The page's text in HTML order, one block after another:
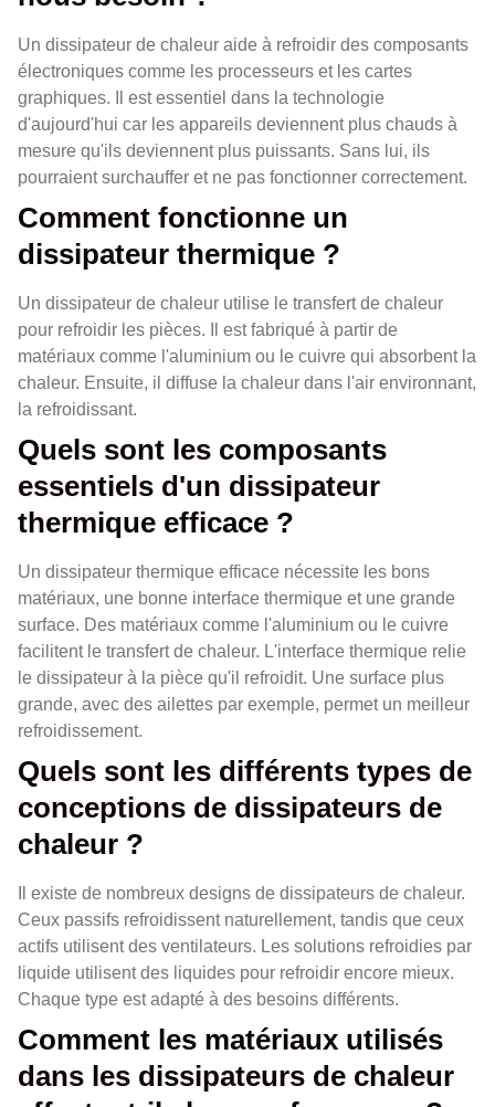
Un dissipateur de chaleur aide à refroidir des composants
électroniques comme les processeurs et les cartes
graphiques. Il est essentiel dans la technologie
d'aujourd'hui car les appareils deviennent plus chauds à
mesure qu'ils deviennent plus puissants. Sans lui, ils
pourraient surchauffer et ne pas fonctionner correctement.
Comment fonctionne un
dissipateur thermique ?
Un dissipateur de chaleur utilise le transfert de chaleur
pour refroidir les pièces. Il est fabriqué à partir de
matériaux comme l'aluminium ou le cuivre qui absorbent la
chaleur. Ensuite, il diffuse la chaleur dans l'air environnant,
la refroidissant.
Quels sont les composants
essentiels d'un dissipateur
thermique efficace ?
Un dissipateur thermique efficace nécessite les bons
matériaux, une bonne interface thermique et une grande
surface. Des matériaux comme l'aluminium ou le cuivre
facilitent le transfert de chaleur. L'interface thermique relie
le dissipateur à la pièce qu'il refroidit. Une surface plus
grande, avec des ailettes par exemple, permet un meilleur
refroidissement.
Quels sont les différents types de
conceptions de dissipateurs de
chaleur ?
Il existe de nombreux designs de dissipateurs de chaleur.
Ceux passifs refroidissent naturellement, tandis que ceux
actifs utilisent des ventilateurs. Les solutions refroidies par
liquide utilisent des liquides pour refroidir encore mieux.
Chaque type est adapté à des besoins différents.
Comment les matériaux utilisés
dans les dissipateurs de chaleur